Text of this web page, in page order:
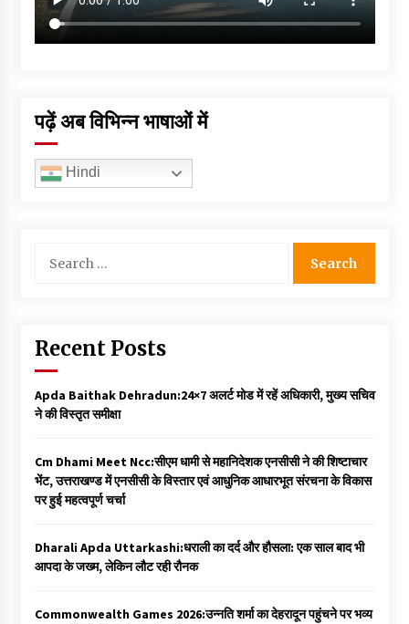
पढ़ें अब विभिन्न भाषाओं में
Hindi
for:
Recent Posts
Apda Baithak Dehradun:24×7 अलर्ट मोड में रहें अधिकारी, मुख्य सचिव
ने की विस्तृत समीक्षा
Cm Dhami Meet Ncc:सीएम धामी से महानिदेशक एनसीसी ने की शिष्टाचार
भेंट, उत्तराखण्ड में एनसीसी के विस्तार एवं आधुनिक आधारभूत संरचना के विकास
पर हुई महत्वपूर्ण चर्चा
Dharali Apda Uttarkashi:धराली का दर्द और हौसला: एक साल बाद भी
आपदा के जख्म, लेकिन लौट रही रौनक
Commonwealth Games 2026:उन्नति शर्मा का देहरादून पहुंचने पर भव्य